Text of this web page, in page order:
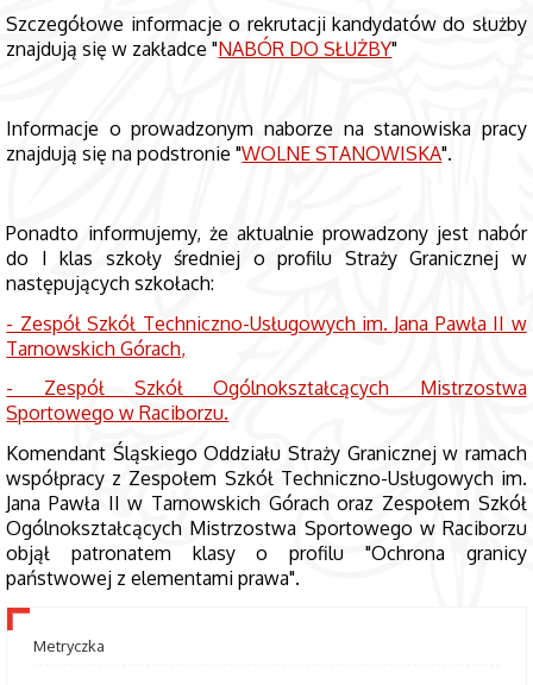
Szczegółowe informacje o rekrutacji kandydatów do służby
znajdują się w zakładce "NABÓR DO SŁUŻBY"
Informacje o prowadzonym naborze na stanowiska pracy
znajdują się na podstronie "WOLNE STANOWISKA".
Ponadto informujemy, że aktualnie prowadzony jest nabór
do I klas szkoły średniej o profilu Straży Granicznej w
następujących szkołach:
- Zespół Szkół Techniczno-Usługowych im. Jana Pawła II w
Tarnowskich Górach,
- Zespół Szkół Ogólnokształcących Mistrzostwa
Sportowego w Raciborzu.
Komendant Śląskiego Oddziału Straży Granicznej w ramach
współpracy z Zespołem Szkół Techniczno-Usługowych im.
Jana Pawła II w Tarnowskich Górach oraz Zespołem Szkół
Ogólnokształcących Mistrzostwa Sportowego w Raciborzu
objął patronatem klasy o profilu "Ochrona granicy
państwowej z elementami prawa".
Metryczka